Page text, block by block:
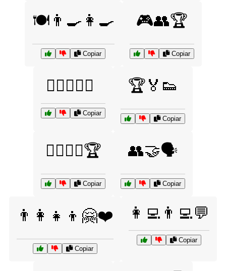
🍽️👨‍🍳👩‍🍳
Copiar
🎮👥🏆
Copiar
🏄‍♂️🏄‍♀️🌊
Copiar
🏆🏅👟
Copiar
🏋️‍♂️🤼‍♀️🏆
Copiar
👥🤝🗣️
Copiar
👨‍👩‍👧‍👦🤗❤️
Copiar
👩‍💻👨‍💻💬
Copiar